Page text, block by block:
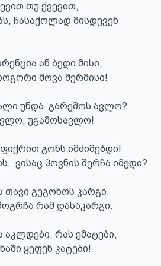
თუ ქვევით,
ჩასაქოლად მისდევენ
ან ბედი მისი,
მოვა მერმისი!
უნდა  გარემოს ავლო?
უგამოსავლო!
გონს იმძიმებდი!
ვისაც პოვნის შერჩა იმედი?
გეგონოს კარგი,
რამ დასაკარგი.
აკლდები, რას ემატები,
ყეფენ კატები!